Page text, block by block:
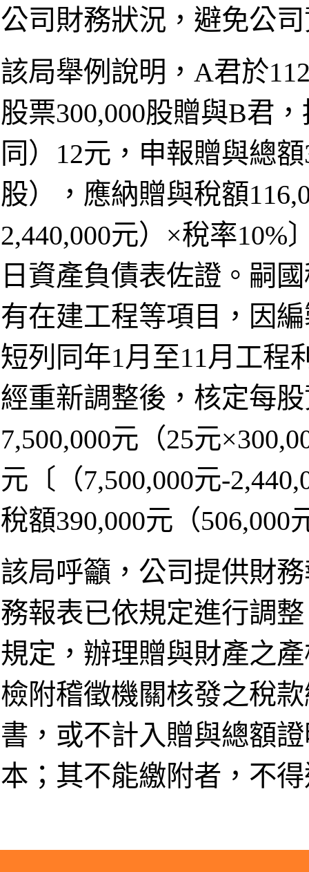
公司財務狀況，避免公
該局舉例說明，A君於
股票300,000股贈與B君
同）12元，申報贈與總
股），應納贈與稅額
2,440,000元）×稅率10%
日資產負債表佐證。嗣
有在建工程等項目，因
短列同年1月至11月工程
經重新調整後，核定每
7,500,000元（25元
元〔（7,500,000元-
稅額390,000元（506,000
該局呼籲，公司提供財
務報表已依規定進行調
規定，辦理贈與財產之
檢附稽徵機關核發之稅
書，或不計入贈與總額
本；其不能繳附者，不